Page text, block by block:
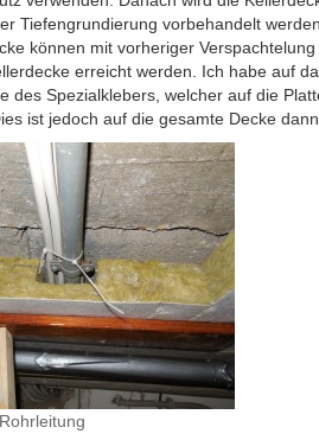
Tiefengrundierung vorbehandelt
können mit vorheriger
erreicht werden. Ich habe auf
Spezialklebers, welcher auf die
ist jedoch auf die gesamte Decke